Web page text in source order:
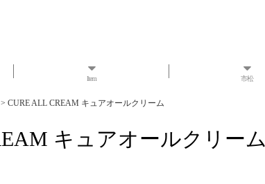
Item 市松
> CURE ALL CREAM キュアオールクリーム
キュアオールクリーム